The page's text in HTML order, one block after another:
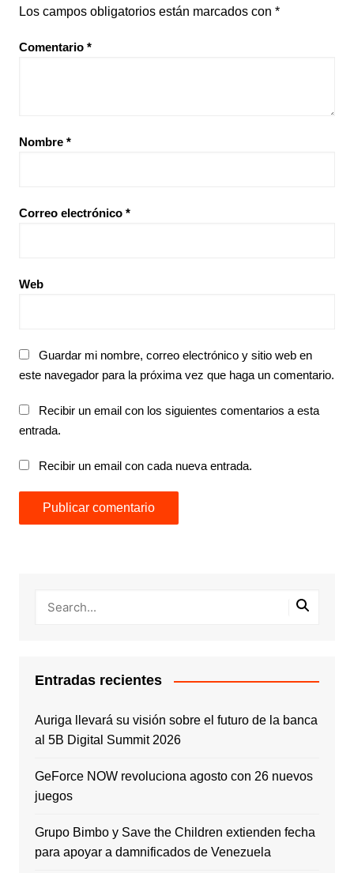
Los campos obligatorios están marcados con *
Comentario *
Nombre *
Correo electrónico *
Web
Guardar mi nombre, correo electrónico y sitio web en
este navegador para la próxima vez que haga un comentario.
Recibir un email con los siguientes comentarios a esta
entrada.
Recibir un email con cada nueva entrada.
Entradas recientes
Auriga llevará su visión sobre el futuro de la banca
al 5B Digital Summit 2026
GeForce NOW revoluciona agosto con 26 nuevos
juegos
Grupo Bimbo y Save the Children extienden fecha
para apoyar a damnificados de Venezuela